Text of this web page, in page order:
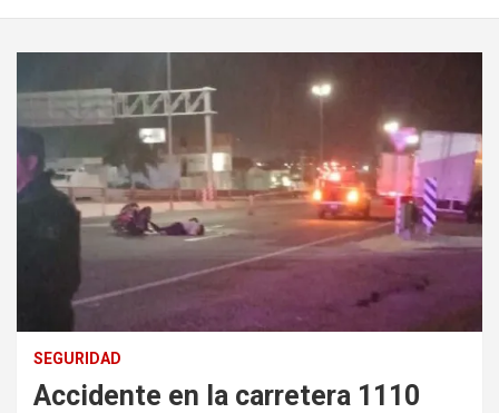
SEGURIDAD
Accidente en la carretera 1110